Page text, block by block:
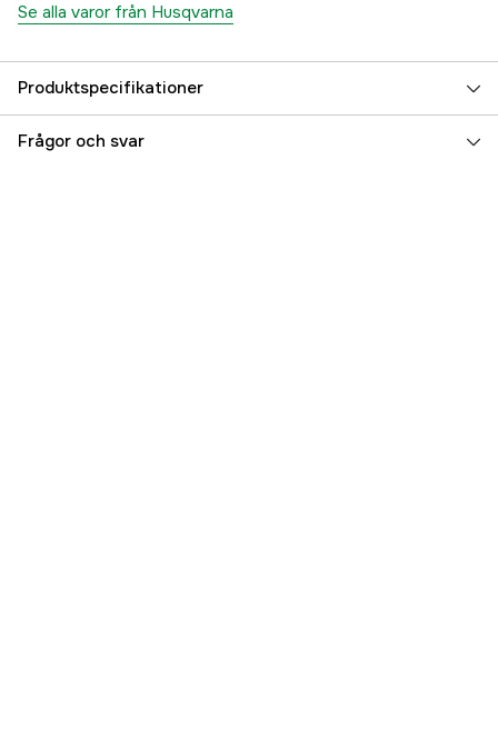
Se alla varor från Husqvarna
Produktspecifikationer
Referensnummer 2000002140
Frågor och svar